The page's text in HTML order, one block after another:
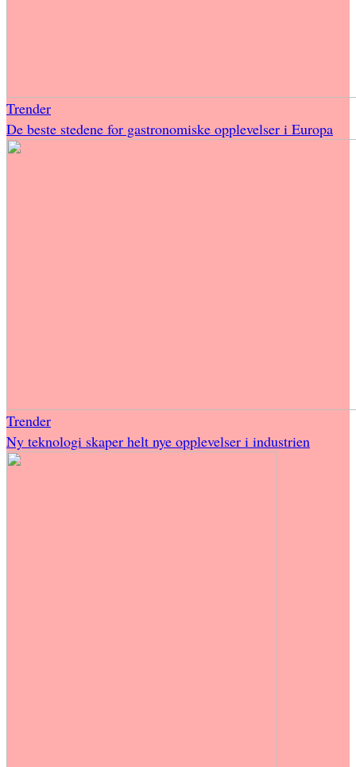
Trender
De beste stedene for gastronomiske opplevelser i Europa
Trender
Ny teknologi skaper helt nye opplevelser i industrien